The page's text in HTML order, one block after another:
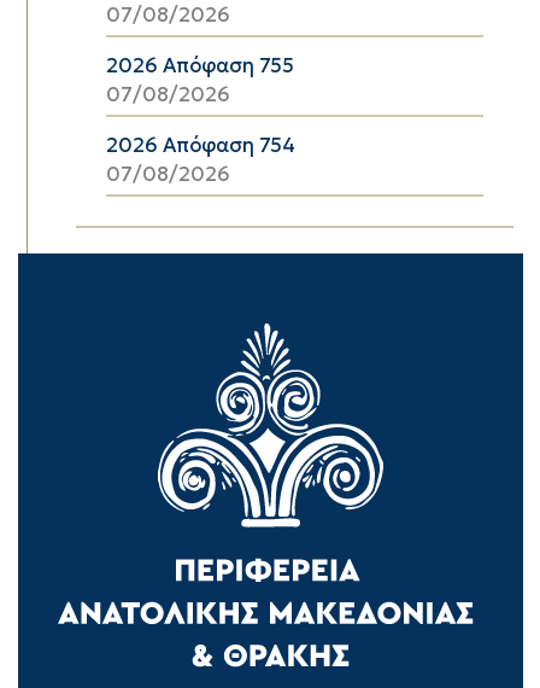
07/08/2026
2026 Απόφαση 755
07/08/2026
2026 Απόφαση 754
07/08/2026